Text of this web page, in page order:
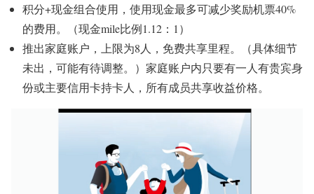
积分+现金组合使用，使用现金最多可减少奖励机票40%
的费用。（现金mile比例1.12：1）
推出家庭账户，上限为8人，免费共享里程。（具体细节
未出，可能有待调整。）家庭账户内只要有一人有贵宾身
份或主要信用卡持卡人，所有成员共享收益价格。